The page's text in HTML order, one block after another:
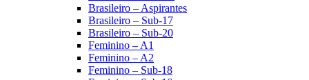
Brasileiro – Aspirantes
Brasileiro – Sub-17
Brasileiro – Sub-20
Feminino – A1
Feminino – A2
Feminino – Sub-18